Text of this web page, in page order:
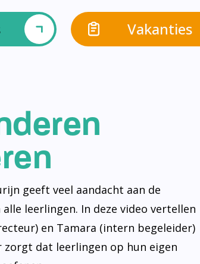
Vakanties
geeft veel aandacht aan de
leerlingen. In deze video vertellen
en Tamara (intern begeleider)
zorgt dat leerlingen op hun eigen